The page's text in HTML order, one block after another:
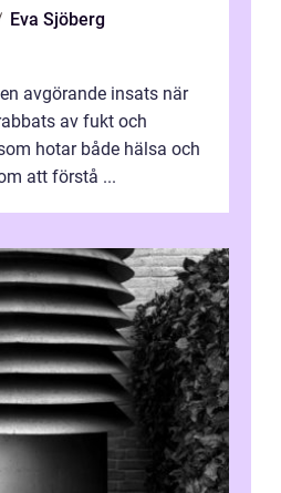
Eva Sjöberg
avgörande insats när
av fukt och
hotar både hälsa och
att förstå ...